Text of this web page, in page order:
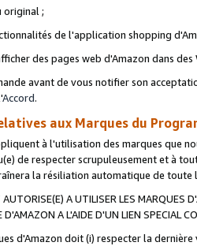
original ;
de l'application shopping
des pages web d'Amazon dans
avant de vous notifier son
Accord.
aux Marques du
à l'utilisation des marques que
de respecter scrupuleusement et à
la résiliation automatique de
A UTILISER LES MARQUES
A L'AIDE D'UN LIEN SPECIAL
d'Amazon doit (i) respecter la